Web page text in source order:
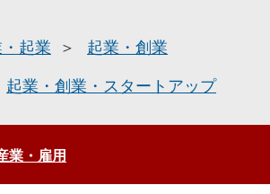
起業 起業・創業
起業・創業・スタートアップ
業・雇用